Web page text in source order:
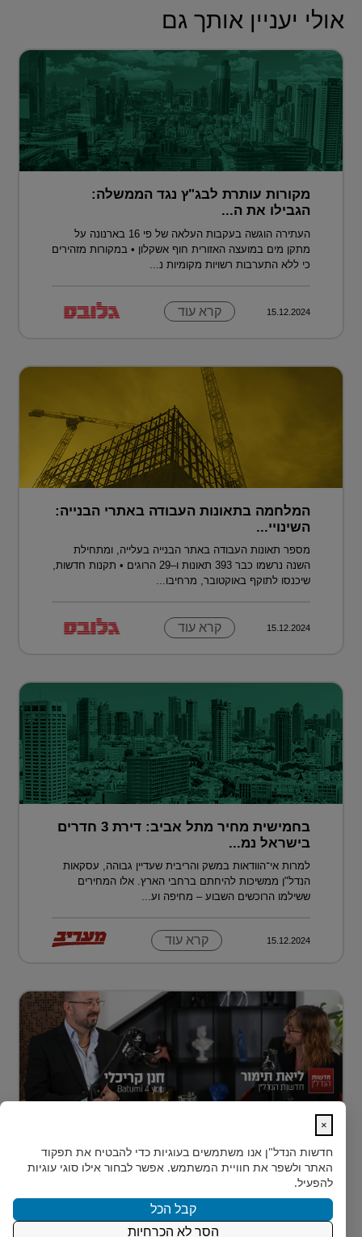
אולי יעניין אותך גם
מקורות עותרת לבג"ץ נגד הממשלה:
הגבילו את ה...
העתירה הוגשה בעקבות העלאה של פי 16 בארנונה על
מתקן מים במועצה האזורית חוף אשקלון • במקורות מזהירים
כי ללא התערבות רשויות מקומיות נ...
15.12.2024 קרא עוד
המלחמה בתאונות העבודה באתרי הבנייה:
השינויי...
מספר תאונות העבודה באתר הבנייה בעלייה, ומתחילת
השנה נרשמו כבר 393 תאונות ו–29 הרוגים • תקנות חדשות,
שיכנסו לתוקף באוקטובר, מרחיבו...
15.12.2024 קרא עוד
בחמישית מחיר מתל אביב: דירת 3 חדרים
בישראל נמ...
למרות אי־הוודאות במשק והריבית שעדיין גבוהה, עסקאות
הנדל"ן ממשיכות להיחתם ברחבי הארץ. אלו המחירים
ששילמו הרוכשים השבוע – מחיפה וע...
15.12.2024 קרא עוד
הראשון?
רבים מאיתנו הישראלים חולמים על השקעת נדל״ן – אבל
נתקעים בשלב הראשון.
×
חדשות הנדל"ן אנו משתמשים בעוגיות כדי להבטיח את תפקוד
האתר ולשפר את חוויית המשתמש. אפשר לבחור אילו סוגי עוגיות
להפעיל.
קבל הכל
הסר לא הכרחיות